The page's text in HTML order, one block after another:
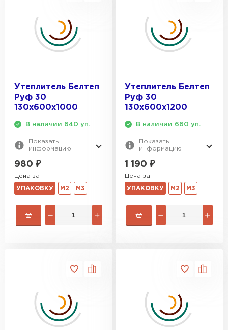
Утеплитель Белтеп
Руф 30
130х600х1000
В наличии 640 уп.
Показать
информацию
980 ₽
Цена за
УПАКОВКУ М2 М3
Утеплитель Белтеп
Руф 30
130х600х1200
В наличии 660 уп.
Показать
информацию
1 190 ₽
Цена за
УПАКОВКУ М2 М3